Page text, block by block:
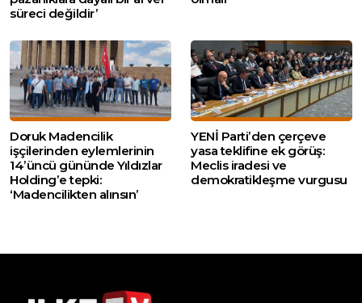
süreci değildir’
Doruk Madencilik
işçilerinden eylemlerinin
14’üncü gününde Yıldızlar
Holding’e tepki:
‘Madencilikten alınsın’
YENİ Parti’den çerçeve
yasa teklifine ek görüş:
Meclis iradesi ve
demokratikleşme vurgusu